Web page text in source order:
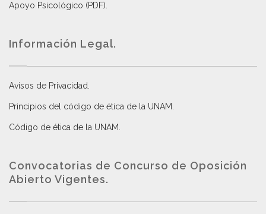
Apoyo Psicológico (PDF).
Información Legal.
Avisos de Privacidad.
Principios del código de ética de la UNAM.
Código de ética de la UNAM.
Convocatorias de Concurso de Oposición
Abierto Vigentes.